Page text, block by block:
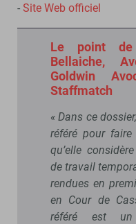
- Site Web officiel
Le point
Bellaiche,
Goldwin
Staffmatch
« Dans ce
référé pour
qu’elle
de travail
rendues en
en Cour de
référé est